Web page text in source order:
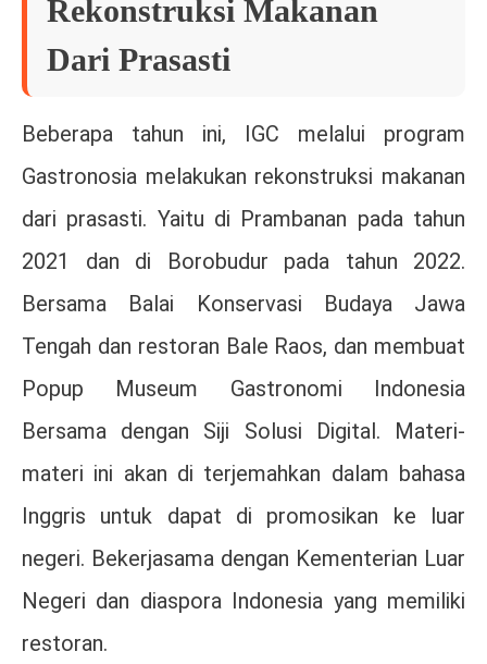
Rekonstruksi Makanan
Dari Prasasti
Beberapa tahun ini, IGC melalui program
Gastronosia melakukan rekonstruksi makanan
dari prasasti. Yaitu di Prambanan pada tahun
2021 dan di Borobudur pada tahun 2022.
Bersama Balai Konservasi Budaya Jawa
Tengah dan restoran Bale Raos, dan membuat
Popup Museum Gastronomi Indonesia
Bersama dengan Siji Solusi Digital. Materi-
materi ini akan di terjemahkan dalam bahasa
Inggris untuk dapat di promosikan ke luar
negeri. Bekerjasama dengan Kementerian Luar
Negeri dan diaspora Indonesia yang memiliki
restoran.